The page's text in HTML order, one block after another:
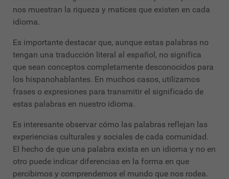
nos muestran la riqueza y matices que existen en cada
idioma.
Es importante destacar que, aunque estas palabras no
tengan una traducción literal al español, no significa
que sean conceptos completamente desconocidos para
los hispanohablantes. En muchos casos, utilizamos
frases o expresiones para transmitir el significado de
estas palabras en nuestro idioma.
Es interesante observar cómo las palabras reflejan las
experiencias culturales y sociales de cada comunidad.
El hecho de que una palabra exista en un idioma y no en
otro puede indicar diferencias en la forma en que
percibimos y comprendemos el mundo que nos rodea.